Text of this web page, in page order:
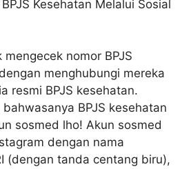
nomor BPJS
menghubungi mereka
resmi BPJS kesehatan.
BPJS kesehatan
sosmed lho! Akun sosmed
dengan nama
(dengan tanda centang biru),